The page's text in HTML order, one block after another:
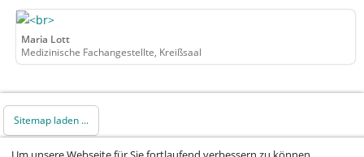
Maria Lott
Medizinische Fachangestellte, Kreißsaal
Sitemap laden ...